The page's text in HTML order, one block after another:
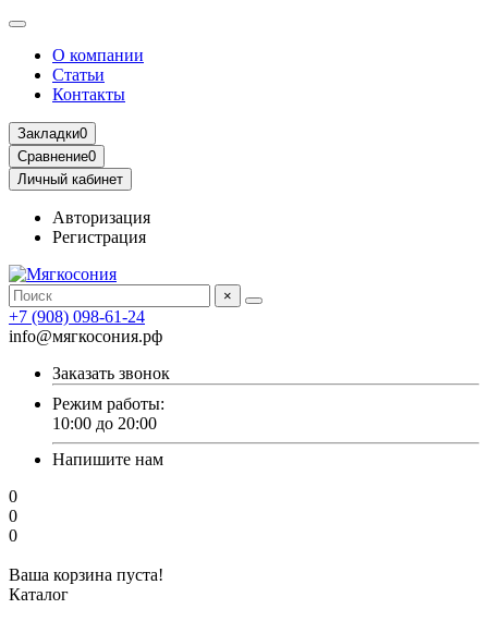
О компании
Статьи
Контакты
Закладки0
Сравнение0
Личный кабинет
Авторизация
Регистрация
×
+7 (908) 098-61-24
info@мягкосония.рф
Заказать звонок
Режим работы:
10:00 до 20:00
Напишите нам
0
0
0
Ваша корзина пуста!
Каталог